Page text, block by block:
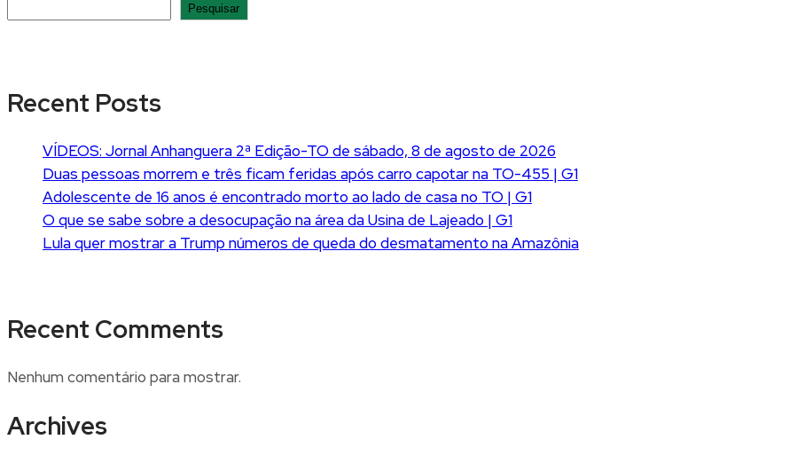
Pesquisar
Recent Posts
VÍDEOS: Jornal Anhanguera 2ª Edição-TO de sábado, 8 de agosto de 2026
Duas pessoas morrem e três ficam feridas após carro capotar na TO-455 | G1
Adolescente de 16 anos é encontrado morto ao lado de casa no TO | G1
O que se sabe sobre a desocupação na área da Usina de Lajeado | G1
Lula quer mostrar a Trump números de queda do desmatamento na Amazônia
Recent Comments
Nenhum comentário para mostrar.
Archives